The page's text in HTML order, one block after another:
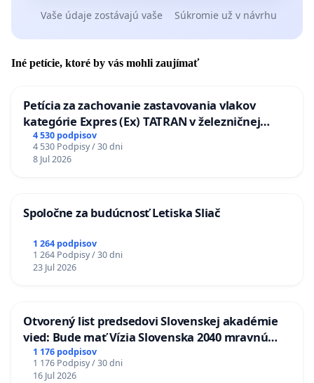
Vaše údaje zostávajú vaše Súkromie už v návrhu
Iné petície, ktoré by vás mohli zaujímať
Petícia za zachovanie zastavovania vlakov
kategórie Expres (Ex) TATRAN v železničnej
stanici Púchov
4 530 podpisov
4 530 Podpisy / 30 dni
8 Jul 2026
Spoločne za budúcnosť Letiska Sliač
1 264 podpisov
1 264 Podpisy / 30 dni
23 Jul 2026
Otvorený list predsedovi Slovenskej akadémie
vied: Bude mať Vízia Slovenska 2040 mravnú
chrbticu?
1 176 podpisov
1 176 Podpisy / 30 dni
16 Jul 2026